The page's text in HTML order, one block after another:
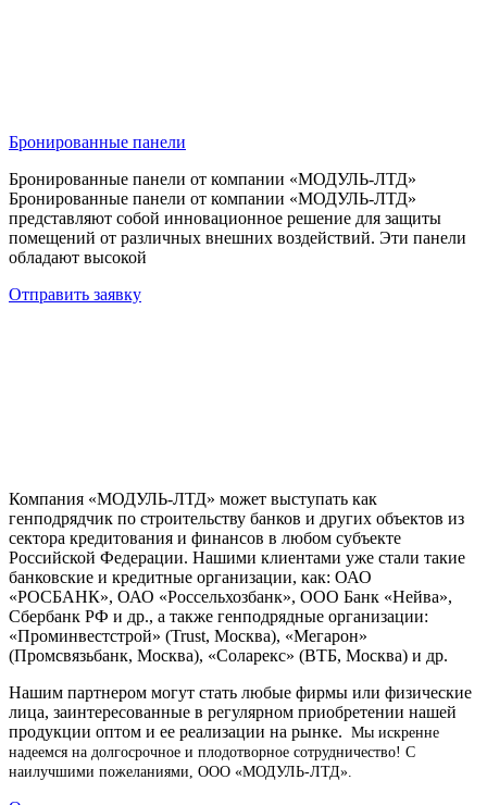
Бронированные панели
Бронированные панели от компании «МОДУЛЬ-ЛТД»
Бронированные панели от компании «МОДУЛЬ-ЛТД»
представляют собой инновационное решение для защиты
помещений от различных внешних воздействий. Эти панели
обладают высокой
Отправить заявку
Компания «МОДУЛЬ-ЛТД» может выступать как
генподрядчик по строительству банков и других объектов из
сектора кредитования и финансов в любом субъекте
Российской Федерации. Нашими клиентами уже стали такие
банковские и кредитные организации, как: ОАО
«РОСБАНК», ОАО «Россельхозбанк», ООО Банк «Нейва»,
Сбербанк РФ и др., а также генподрядные организации:
«Проминвестстрой» (Trust, Москва), «Мегарон»
(Промсвязьбанк, Москва), «Соларекс» (ВТБ, Москва) и др.
Нашим партнером могут стать любые фирмы или физические
лица, заинтересованные в регулярном приобретении нашей
продукции оптом и ее реализации на рынке. Мы искренне
надеемся на долгосрочное и плодотворное сотрудничество! С
наилучшими пожеланиями, ООО «МОДУЛЬ-ЛТД».